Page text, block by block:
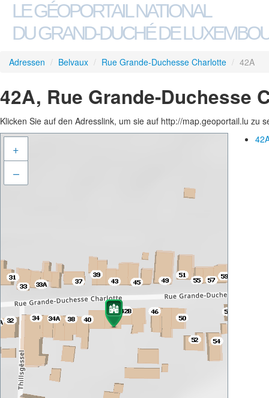
LE GÉOPORTAIL NATIONAL
DU GRAND-DUCHÉ DE
Adressen / Belvaux / Rue Grande-Duchesse Charlotte / 42A
42A, Rue Grande-Duchesse
Klicken Sie auf den Adresslink, um sie auf http://map.geoportail.lu zu
+
–